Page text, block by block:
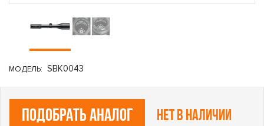
МОДЕЛЬ: SBK0043
ПОДОБРАТЬ АНАЛОГ Нет в наличии